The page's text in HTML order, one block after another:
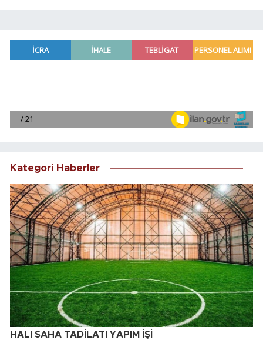
Kategori Haberler
HALI SAHA TADİLATI YAPIM İŞİ